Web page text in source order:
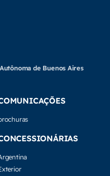
de Buenos Aires